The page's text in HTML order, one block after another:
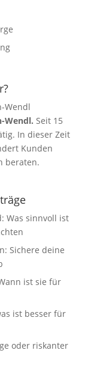
Wendl. Seit 15
In dieser Zeit
Kunden
beraten.
Was sinnvoll ist
Sichere deine
ist sie für
ist besser für
oder riskanter